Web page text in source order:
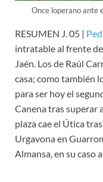
Once loperano ante
RESUMEN J. 05 |
intratable al frente
Jaén. Los de Raúl
casa; como también
para ser hoy el
Canena tras superar
plaza cae el Útica
Urgavona en
Almansa, en su caso